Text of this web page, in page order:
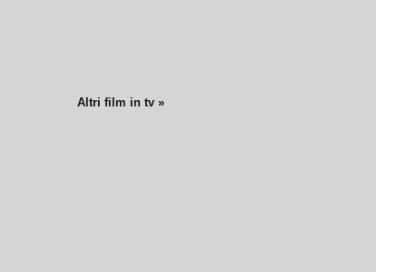
Altri film in tv »